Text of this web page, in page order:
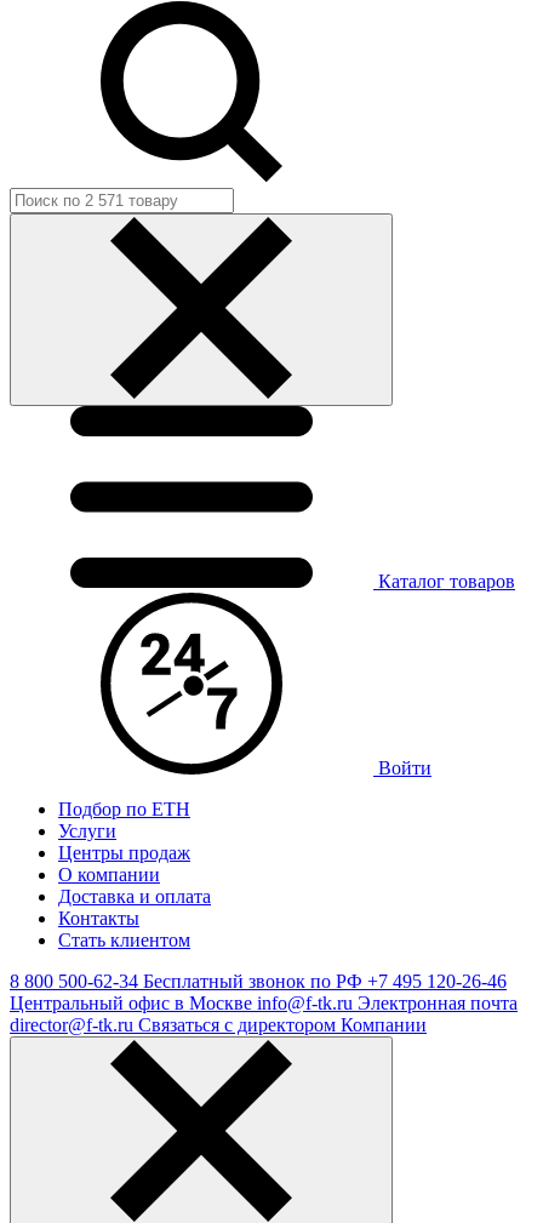
Каталог товаров
Войти
Подбор по ЕТН
Услуги
Центры продаж
О компании
Доставка и оплата
Контакты
Стать клиентом
8 800 500-62-34 Бесплатный звонок по РФ +7 495 120-26-46
Центральный офис в Москве info@f-tk.ru Электронная почта
director@f-tk.ru Связаться с директором Компании